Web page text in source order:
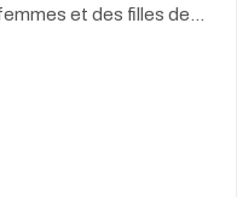
et des filles de…